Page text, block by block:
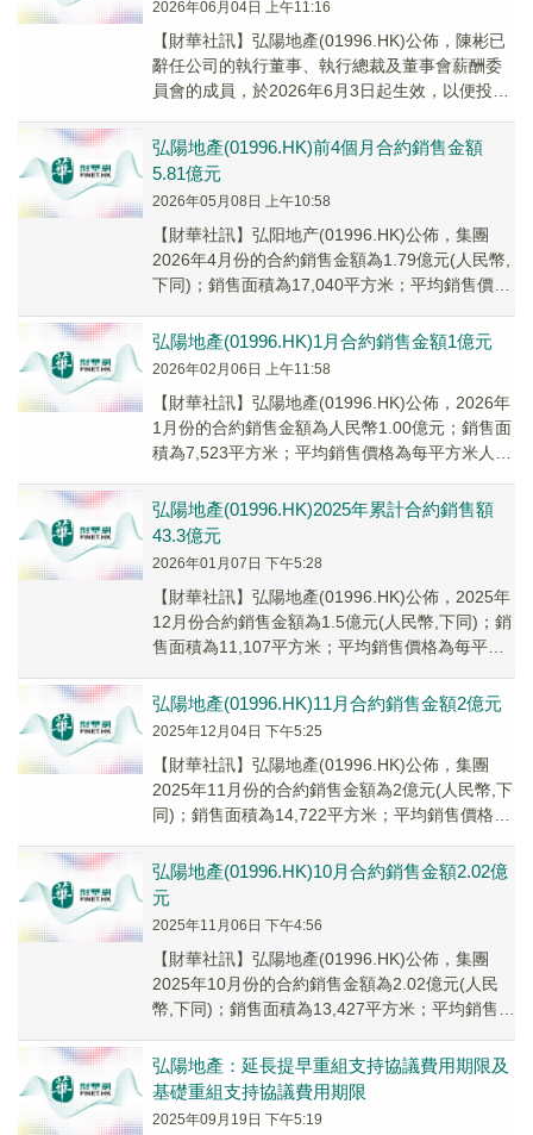
2026年06月04日 上午11:16
​【財華社訊】弘陽地產(01996.HK)公佈，陳彬已
辭任公司的執行董事、執行總裁及董事會薪酬委
員會的成員，於2026年6月3日起生效，以便投入
弘陽地產(01996.HK)前4個月合約銷售金額
5.81億元
2026年05月08日 上午10:58
【財華社訊】弘阳地产(01996.HK)公佈，集團
2026年4月份的合約銷售金額為1.79億元(人民幣,
下同)；銷售面積為17,040平方米；平均銷售價格
弘陽地產(01996.HK)1月合約銷售金額1億元
2026年02月06日 上午11:58
​【財華社訊】弘陽地產(01996.HK)公佈，2026年
1月份的合約銷售金額為人民幣1.00億元；銷售面
積為7,523平方米；平均銷售價格為每平方米人民
弘陽地產(01996.HK)2025年累計合約銷售額
43.3億元
2026年01月07日 下午5:28
【財華社訊】弘陽地產(01996.HK)公佈，2025年
12月份合約銷售金額為1.5億元(人民幣,下同)；銷
售面積為11,107平方米；平均銷售價格為每平方
弘陽地產(01996.HK)11月合約銷售金額2億元
2025年12月04日 下午5:25
【財華社訊】弘陽地產(01996.HK)公佈，集團
2025年11月份的合約銷售金額為2億元(人民幣,下
同)；銷售面積為14,722平方米；平均銷售價格為
弘陽地產(01996.HK)10月合約銷售金額2.02億
元
2025年11月06日 下午4:56
【財華社訊】弘陽地產(01996.HK)公佈，集團
2025年10月份的合約銷售金額為2.02億元(人民
幣,下同)；銷售面積為13,427平方米；平均銷售價
弘陽地產：延長提早重組支持協議費用期限及
基礎重組支持協議費用期限
2025年09月19日 下午5:19